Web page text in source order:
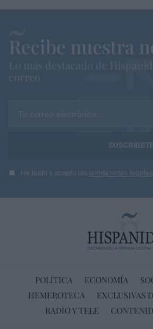
Recibe nuestra
Lo más destacado de
correo
Tu correo electrónico...
He leído y acepto las condiciones legales
POLÍTICA ECONOMÍA
HEMEROTECA
EXCLUSIVAS
RADIO Y TELE